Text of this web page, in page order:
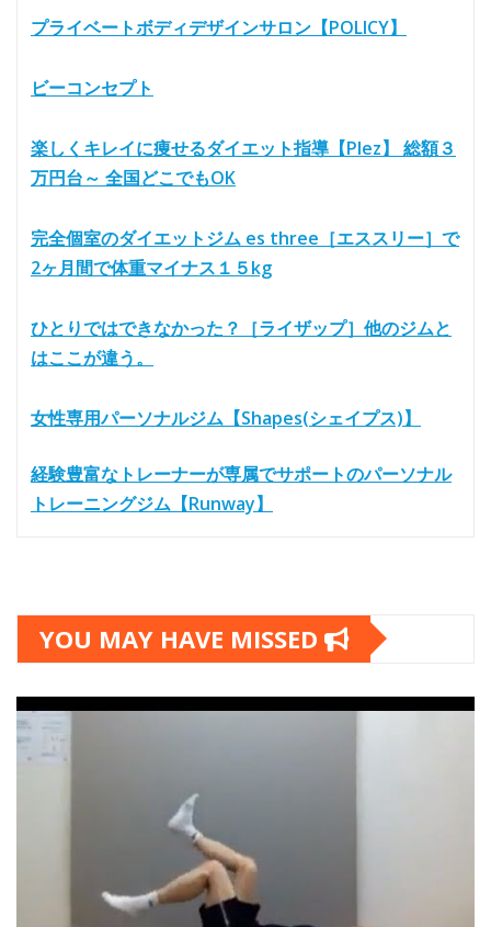
プライベートボディデザインサロン【POLICY】
ビーコンセプト
楽しくキレイに痩せるダイエット指導【Plez】 総額３
万円台～ 全国どこでもOK
完全個室のダイエットジム es three［エススリー］で
2ヶ月間で体重マイナス１５kg
ひとりではできなかった？［ライザップ］他のジムと
はここが違う。
女性専用パーソナルジム【Shapes(シェイプス)】
経験豊富なトレーナーが専属でサポートのパーソナル
トレーニングジム【Runway】
YOU MAY HAVE MISSED